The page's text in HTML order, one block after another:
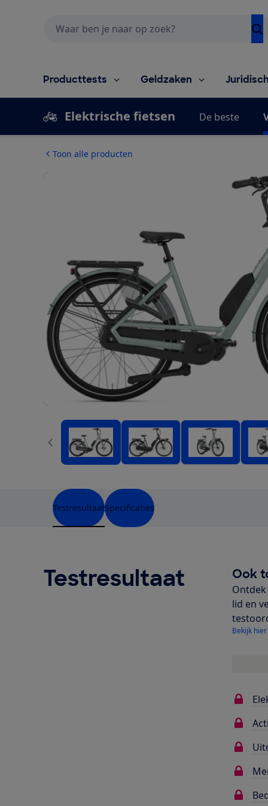
Producttests Geldzaken
Elektrische fietsen De beste
Toon alle producten
TestresultaatSpecificaties
Testresultaat Ook
lid en
Bekijk